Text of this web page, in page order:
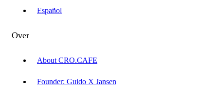
Español
Over
About CRO.CAFE
Founder: Guido X Jansen